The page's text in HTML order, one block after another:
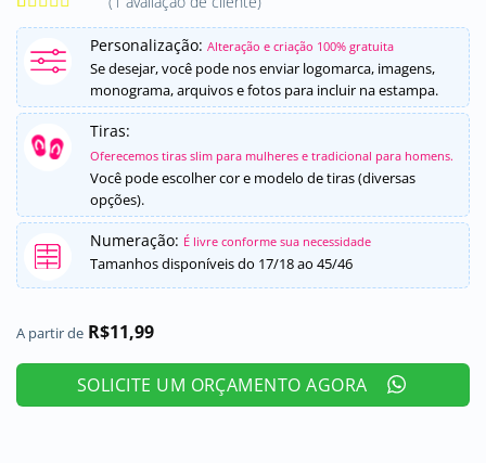
Avaliado
como
5, com
baseado em
1
avaliação de
cliente
Personalização: Alteração e criação 100% gratuita
Se desejar, você pode nos enviar logomarca, imagens,
monograma, arquivos e fotos para incluir na estampa.
Tiras:
Oferecemos tiras slim para mulheres e tradicional para homens.
Você pode escolher cor e modelo de tiras (diversas
opções).
Numeração: É livre conforme sua necessidade
Tamanhos disponíveis do 17/18 ao 45/46
A partir de R$11,99
SOLICITE UM ORÇAMENTO AGORA